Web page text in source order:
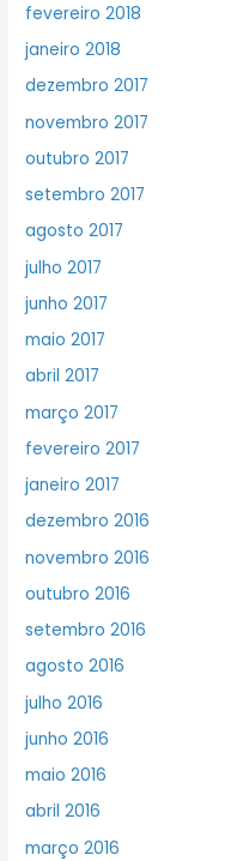
fevereiro 2018
janeiro 2018
dezembro 2017
novembro 2017
outubro 2017
setembro 2017
agosto 2017
julho 2017
junho 2017
maio 2017
abril 2017
março 2017
fevereiro 2017
janeiro 2017
dezembro 2016
novembro 2016
outubro 2016
setembro 2016
agosto 2016
julho 2016
junho 2016
maio 2016
abril 2016
março 2016